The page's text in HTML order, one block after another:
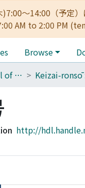
)7:00～14:00（予
AM to 2:00 PM
Browse
040_Graduate School of Economics
http://